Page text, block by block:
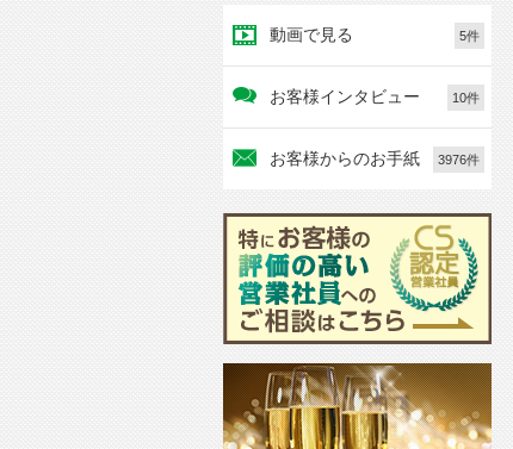
動画で見る 5件
お客様インタビュー 10件
お客様からのお手紙 3976件